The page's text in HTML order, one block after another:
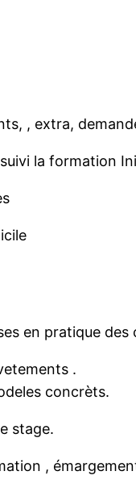
, , extra,
la formation
en pratique des
.
concrèts.
stage.
,